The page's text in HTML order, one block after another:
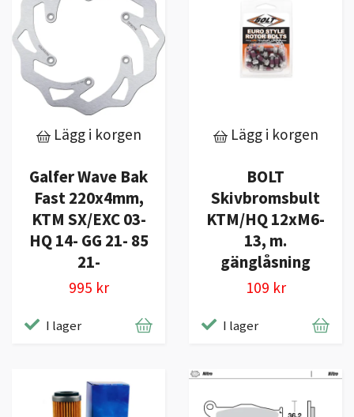
Lägg i korgen
Galfer Wave Bak
Fast 220x4mm,
KTM SX/EXC 03-
HQ 14- GG 21- 85
21-
995 kr
I lager
Lägg i korgen
BOLT
Skivbromsbult
KTM/HQ 12xM6-
13, m.
gänglåsning
109 kr
I lager